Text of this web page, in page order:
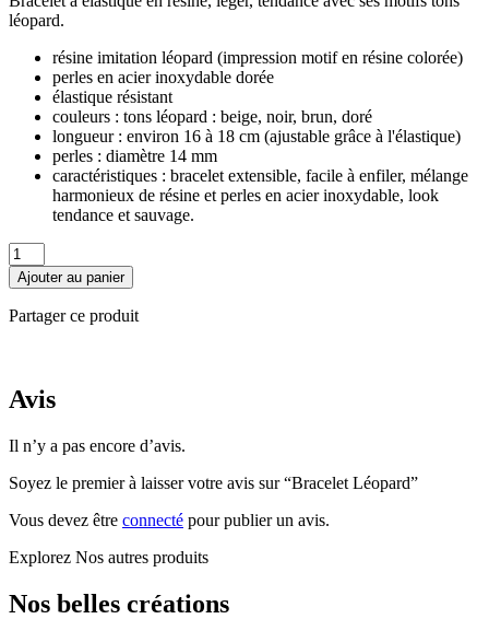
léopard.
résine imitation léopard (impression motif en résine colorée)
perles en acier inoxydable dorée
élastique résistant
couleurs : tons léopard : beige, noir, brun, doré
longueur : environ 16 à 18 cm (ajustable grâce à l'élastique)
perles : diamètre 14 mm
caractéristiques : bracelet extensible, facile à enfiler, mélange
harmonieux de résine et perles en acier inoxydable, look
tendance et sauvage.
quantité
de
Bracelet
Léopard
Ajouter au panier
Partager ce produit
Avis
Il n’y a pas encore d’avis.
Soyez le premier à laisser votre avis sur “Bracelet Léopard”
Vous devez être connecté pour publier un avis.
Explorez Nos autres produits
Nos belles créations